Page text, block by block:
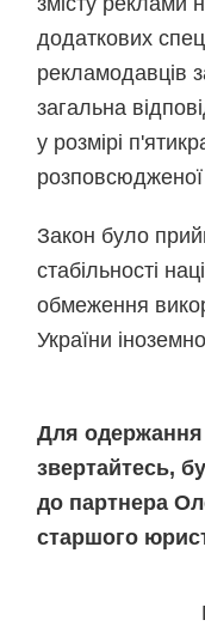
додаткових
рекламодавців
загальна
у розмірі
Закон було
стабільності
обмеження
України
Для одержання
звертайтесь,
до партнера
старшого